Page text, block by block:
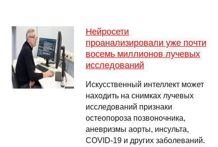
Нейросети
проанализировали уже почти
восемь миллионов лучевых
исследований
Искусственный интеллект может
находить на снимках лучевых
исследований признаки
остеопороза позвоночника,
аневризмы аорты, инсульта,
COVID-19 и других заболеваний.